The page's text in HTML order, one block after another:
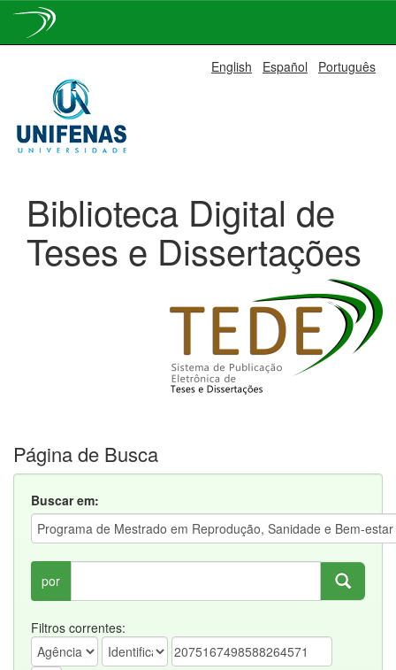
navigation
English Español Português
Biblioteca Digital de
Teses e Dissertações
Página de Busca
Buscar em:
por
Filtros correntes: